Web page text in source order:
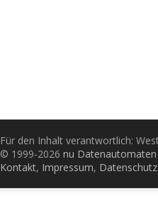
Für den Inhalt verantwortlich:
© 1999-2026 nu
Kontakt, Impressum, Datenschutz